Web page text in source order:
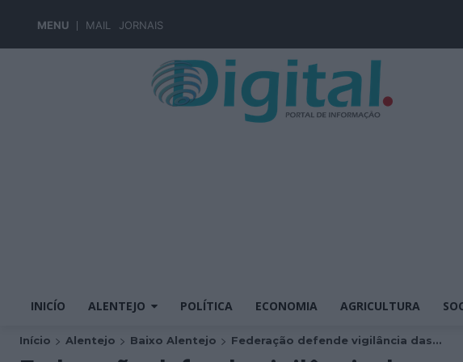
MENU MAIL JORNAIS
INICÍO ALENTEJO POLÍTICA ECONOMIA AGRICULTURA
Início Alentejo Baixo Alentejo Federação defende vigilância das...